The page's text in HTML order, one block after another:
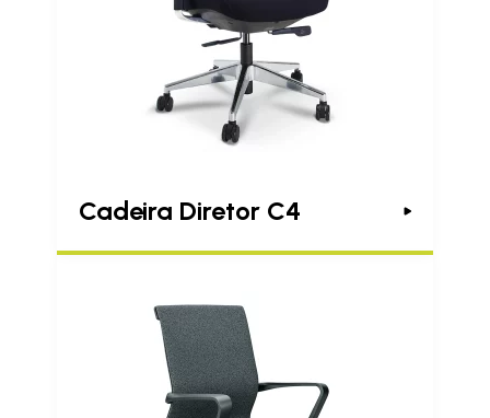
Cadeira Diretor C4